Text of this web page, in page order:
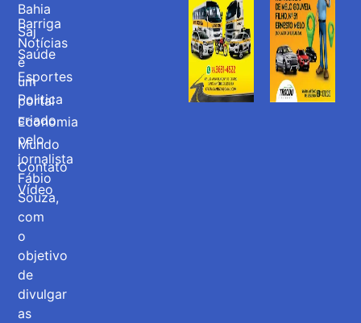
Barriga
Notícias
é
um
portal
criado
pelo
jornalista
Fábio
Souza,
com
o
objetivo
de
divulgar
as
Bahia
Saj
Saúde
Esportes
Politica
Economia
Mundo
Contato
Vídeo